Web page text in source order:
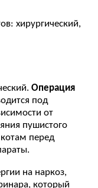
хирургический,
Операция
под
от
пушистого
перед
на наркоз,
который